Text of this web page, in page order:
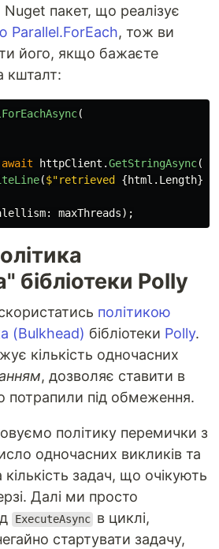
Nuget пакет, що реалізує
Parallel.ForEach, тож ви
його, якщо бажаєте
кшталт:
(
await httpClient .GetStringAsync(
($"retrieved {html . Length}
: maxThreads);
бібліотеки Polly
політикою
(Bulkhead) бібліотеки Polly.
кількість одночасних
, дозволяє ставити в
потрапили під обмеження.
політику перемички з
одночасних викликів та
задач, що очікують
Далі ми просто
ExecuteAsync в циклі,
стартувати задачу,